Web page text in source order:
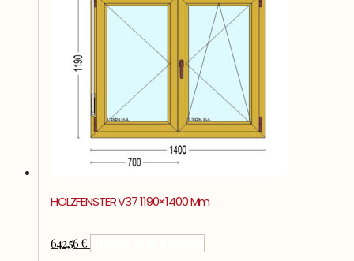
HOLZFENSTER V37 1190×1400 Mm
642,56€